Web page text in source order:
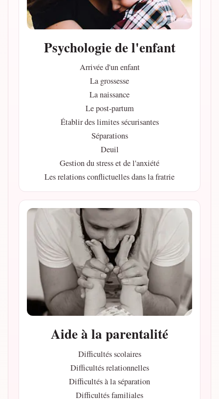
Psychologie de l'enfant
Arrivée d'un enfant
La grossesse
La naissance
Le post-partum
Établir des limites sécurisantes
Séparations
Deuil
Gestion du stress et de l'anxiété
Les relations conflictuelles dans la fratrie
Aide à la parentalité
Difficultés scolaires
Difficultés relationnelles
Difficultés à la séparation
Difficultés familiales